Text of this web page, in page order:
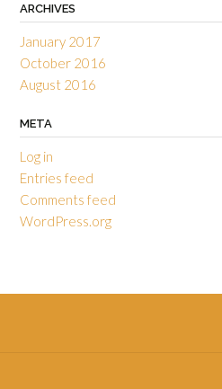
ARCHIVES
January 2017
October 2016
August 2016
META
Log in
Entries feed
Comments feed
WordPress.org